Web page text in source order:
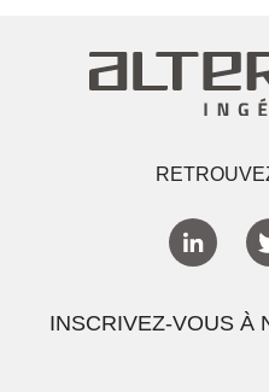
INSCRIVEZ-VOUS À